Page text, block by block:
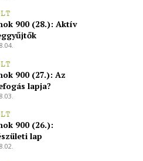
900 (28.): Aktív
900 (27.): Az
lapja?
900 (26.):
lap